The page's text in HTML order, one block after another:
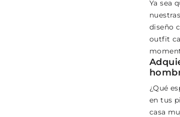
Ya sea
diseño
outfit
¿Qué
en tus
casa